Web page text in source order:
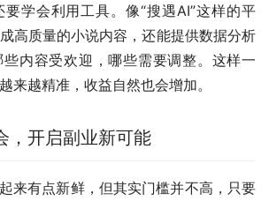
学会利用工具。像“搜遇AI”这样的平
高质量的小说内容，还能提供数据分析
内容受欢迎，哪些需要调整。这样一
来越精准，收益自然也会增加。
，开启副业新可能
来有点新鲜，但其实门槛并不高，只要